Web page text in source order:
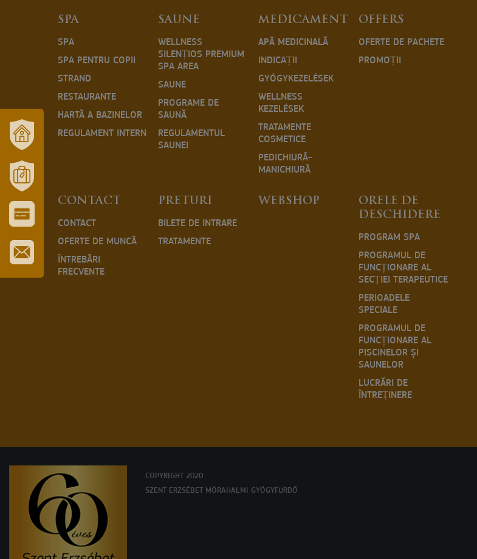
TOWN
AND
REGION
MÓRAHALOM
TOURISM
&
TOURIST
CARD
SUBSCRIBE
SPA
SPA
SPA PENTRU COPII
STRAND
RESTAURANTE
HARTĂ A BAZINELOR
REGULAMENT INTERN
SAUNE
WELLNESS
SILENȚIOS PREMIUM
SPA AREA
SAUNE
PROGRAME DE
SAUNĂ
REGULAMENTUL
SAUNEI
MEDICAMENT
APĂ MEDICINALĂ
INDICAȚII
GYÓGYKEZELÉSEK
WELLNESS
KEZELÉSEK
TRATAMENTE
COSMETICE
PEDICHIURĂ-
MANICHIURĂ
OFFERS
OFERTE DE PACHETE
PROMOȚII
CONTACT
CONTACT
OFERTE DE MUNCĂ
ÎNTREBĂRI
FRECVENTE
PRETURI
BILETE DE INTRARE
TRATAMENTE
WEBSHOP
ORELE DE
DESCHIDERE
PROGRAM SPA
PROGRAMUL DE
FUNCȚIONARE AL
SECȚIEI TERAPEUTICE
PERIOADELE
SPECIALE
PROGRAMUL DE
FUNCȚIONARE AL
PISCINELOR ȘI
SAUNELOR
LUCRĂRI DE
ÎNTREȚINERE
COPYRIGHT 2020
SZENT ERZSÉBET MÓRAHALMI GYÓGYFÜRDŐ